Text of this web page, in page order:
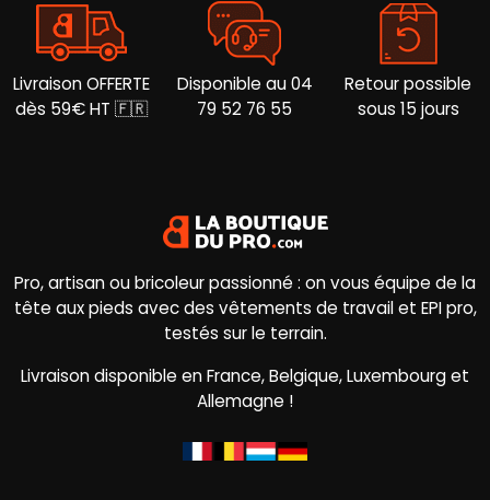
Livraison OFFERTE
dès 59€ HT 🇫🇷
Disponible au 04
79 52 76 55
Retour possible
sous 15 jours
Pro, artisan ou bricoleur passionné : on vous équipe de la
tête aux pieds avec des vêtements de travail et EPI pro,
testés sur le terrain.
Livraison disponible en France, Belgique, Luxembourg et
Allemagne !